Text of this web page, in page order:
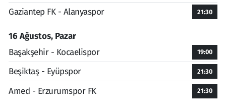
Gaziantep FK - Alanyaspor 21:30
16 Ağustos, Pazar
Başakşehir - Kocaelispor
19:00
Beşiktaş - Eyüpspor 21:30
Amed - Erzurumspor FK 21:30